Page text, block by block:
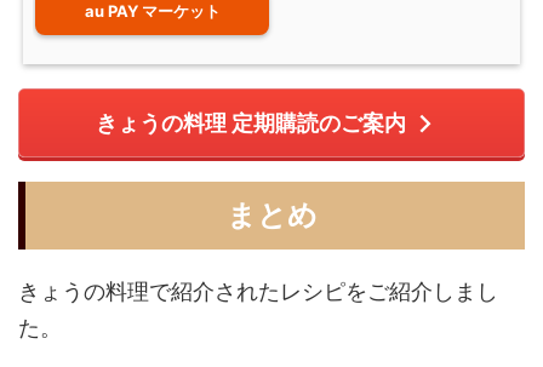
au PAY マーケット
きょうの料理 定期購読のご案内
まとめ
きょうの料理で紹介されたレシピをご紹介しまし
た。